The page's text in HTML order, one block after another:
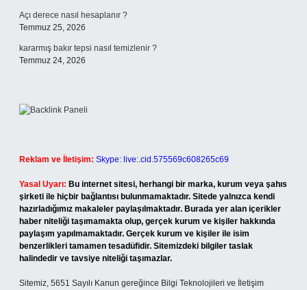
Açı derece nasıl hesaplanır ?
Temmuz 25, 2026
kararmış bakır tepsi nasıl temizlenir ?
Temmuz 24, 2026
Reklam ve İletişim: Skype: live:.cid.575569c608265c69
Yasal Uyarı: Bu internet sitesi, herhangi bir marka, kurum veya şahıs
şirketi ile hiçbir bağlantısı bulunmamaktadır. Sitede yalnızca kendi
hazırladığımız makaleler paylaşılmaktadır. Burada yer alan içerikler
haber niteliği taşımamakta olup, gerçek kurum ve kişiler hakkında
paylaşım yapılmamaktadır. Gerçek kurum ve kişiler ile isim
benzerlikleri tamamen tesadüfidir. Sitemizdeki bilgiler taslak
halindedir ve tavsiye niteliği taşımazlar.
Sitemiz, 5651 Sayılı Kanun gereğince Bilgi Teknolojileri ve İletişim